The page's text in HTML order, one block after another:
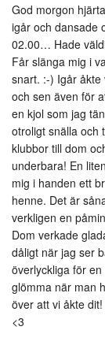
God morgon
igår och dansade
02.00… Hade
Får slänga mig i
snart. :-) Igår åkte
och sen även för
en kjol som jag
otroligt snälla och
klubbor till dom
underbara! En
mig i handen ett
henne. Det är
verkligen en
Dom verkade
dåligt när jag ser
överlyckliga för
glömma när man
över att vi åkte
<3